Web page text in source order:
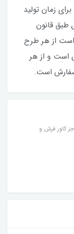
زمان تولید
طبق قانون
است از هر طرح
است و از هر
سفارش است.
(به جز کاور فرش و